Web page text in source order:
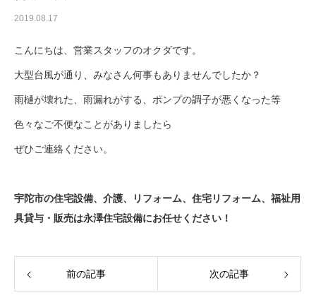
2019.08.17
こんにちは、営業スタッフのオクダです。
大型台風が通り、みなさん何事もありませんでしたか？
雨樋が壊れた、雨漏れがする、ポンプの調子が悪くなった等
色々なご不便なことがありましたら
ぜひご連絡ください。
宇陀市の住宅設備、介護、リフォーム、住宅リフォーム、福祉用
具貸与・販売は永澤住宅設備にお任せください！
前の記事 次の記事